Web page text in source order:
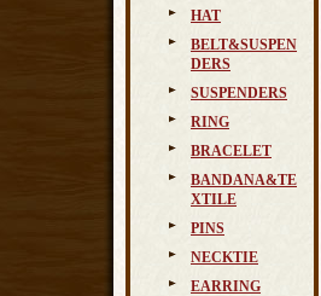
HAT
BELT&SUSPEN
DERS
SUSPENDERS
RING
BRACELET
BANDANA&TE
XTILE
PINS
NECKTIE
EARRING